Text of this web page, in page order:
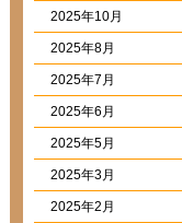
2025年10月
2025年8月
2025年7月
2025年6月
2025年5月
2025年3月
2025年2月